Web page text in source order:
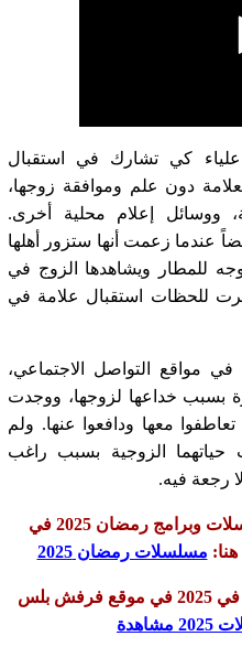
كي تشارك في استقبال
دون علم وموافقة زوجها،
ووسائل إعلام محلية أخرى.
عندما زعمت أنها ستزور أهلها
للمطار ويشاهدها الزوج في
للحظات استقبال علامة في
مواقع التواصل الاجتماعي،
بسبب خداعها لزوجها، ووجدت
معها ودافعوا عنها. ولم
حياتهما الزوجية بسبب راغب
رجعة فيه.
تذكروا.. بإمكانكم مشاهدة مسلسلات وبرامج رمضان 2025 في
مسلسلات رمضان 2025
تابعوا أكثر 10 مسلسلات مشاهدة في 2025 في موقع فرفش بلس